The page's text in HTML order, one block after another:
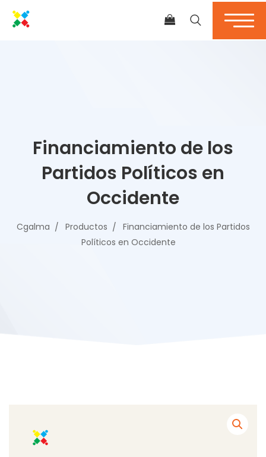
Financiamiento de los
Partidos Políticos en
Occidente
Cgalma Productos
Financiamiento de los Partidos
Políticos en Occidente